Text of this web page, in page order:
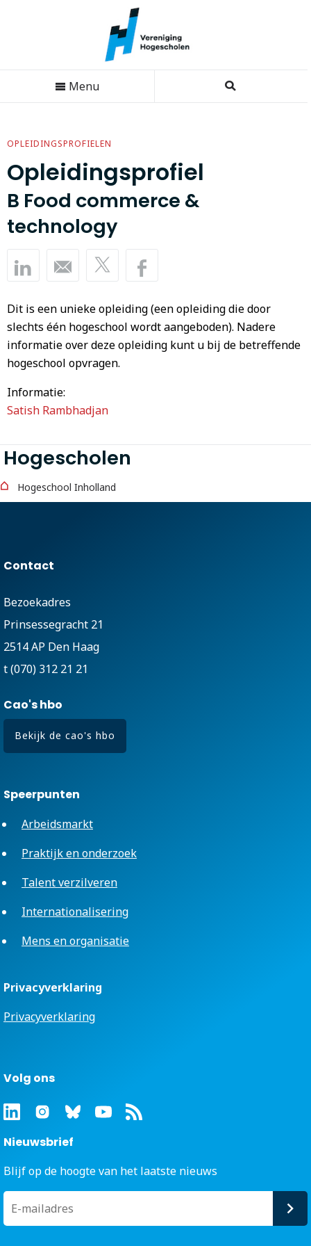
Menu
OPLEIDINGSPROFIELEN
Opleidingsprofiel
B Food commerce &
technology
Dit is een unieke opleiding (een opleiding die door
slechts één hogeschool wordt aangeboden). Nadere
informatie over deze opleiding kunt u bij de betreffende
hogeschool opvragen.
Informatie:
Satish Rambhadjan
Hogescholen
Hogeschool Inholland
Contact
Bezoekadres
Prinsessegracht 21
2514 AP Den Haag
t (070) 312 21 21
Cao's hbo
Bekijk de cao's hbo
Speerpunten
Arbeidsmarkt
Praktijk en onderzoek
Talent verzilveren
Internationalisering
Mens en organisatie
Privacyverklaring
Privacyverklaring
Volg ons
Nieuwsbrief
Blijf op de hoogte van het laatste nieuws